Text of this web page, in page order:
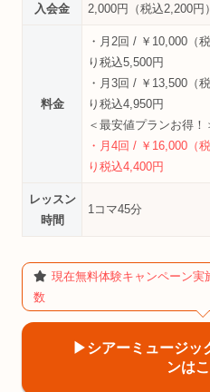
入会金 2,000円（税込2,200円）
料金
・月2回 / ￥10,000（
り税込5,500円
・月3回 / ￥13,500（
り税込4,950円
＜最安値プランお得！
・月4回 / ￥16,000（
り税込4,400円
レッスン
時間
1コマ45分
現在無料体験キャンペーン実
数
▶︎シアーミュージッ
ンは